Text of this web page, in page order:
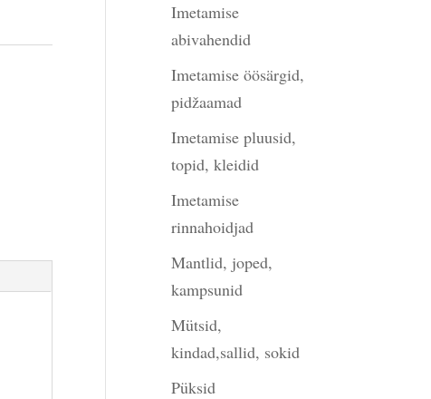
Imetamise
abivahendid
Imetamise öösärgid,
pidžaamad
Imetamise pluusid,
topid, kleidid
Imetamise
rinnahoidjad
Mantlid, joped,
kampsunid
Mütsid,
kindad,sallid, sokid
Püksid